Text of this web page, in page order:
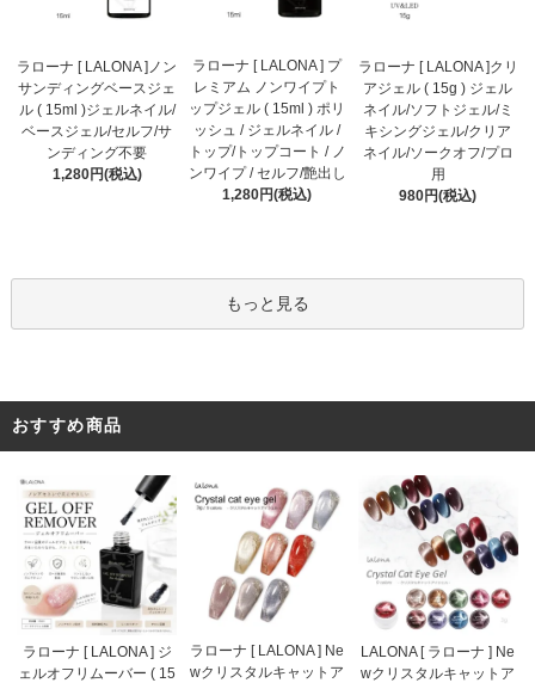
ラローナ [ LALONA ]ノン
サンディングベースジェ
ル ( 15ml )ジェルネイル/
ベースジェル/セルフ/サ
ンディング不要
1,280円(税込)
ラローナ [ LALONA ] プ
レミアム ノンワイプト
ップジェル ( 15ml ) ポリ
ッシュ / ジェルネイル /
トップ/トップコート / ノ
ンワイプ / セルフ/艶出し
1,280円(税込)
ラローナ [ LALONA ]クリ
アジェル ( 15g ) ジェル
ネイル/ソフトジェル/ミ
キシングジェル/クリア
ネイル/ソークオフ/プロ
用
980円(税込)
もっと見る
おすすめ商品
ラローナ [ LALONA ] ジ
ェルオフリムーバー ( 15
ラローナ [ LALONA ] Ne
wクリスタルキャットア
LALONA [ ラローナ ] Ne
wクリスタルキャットア